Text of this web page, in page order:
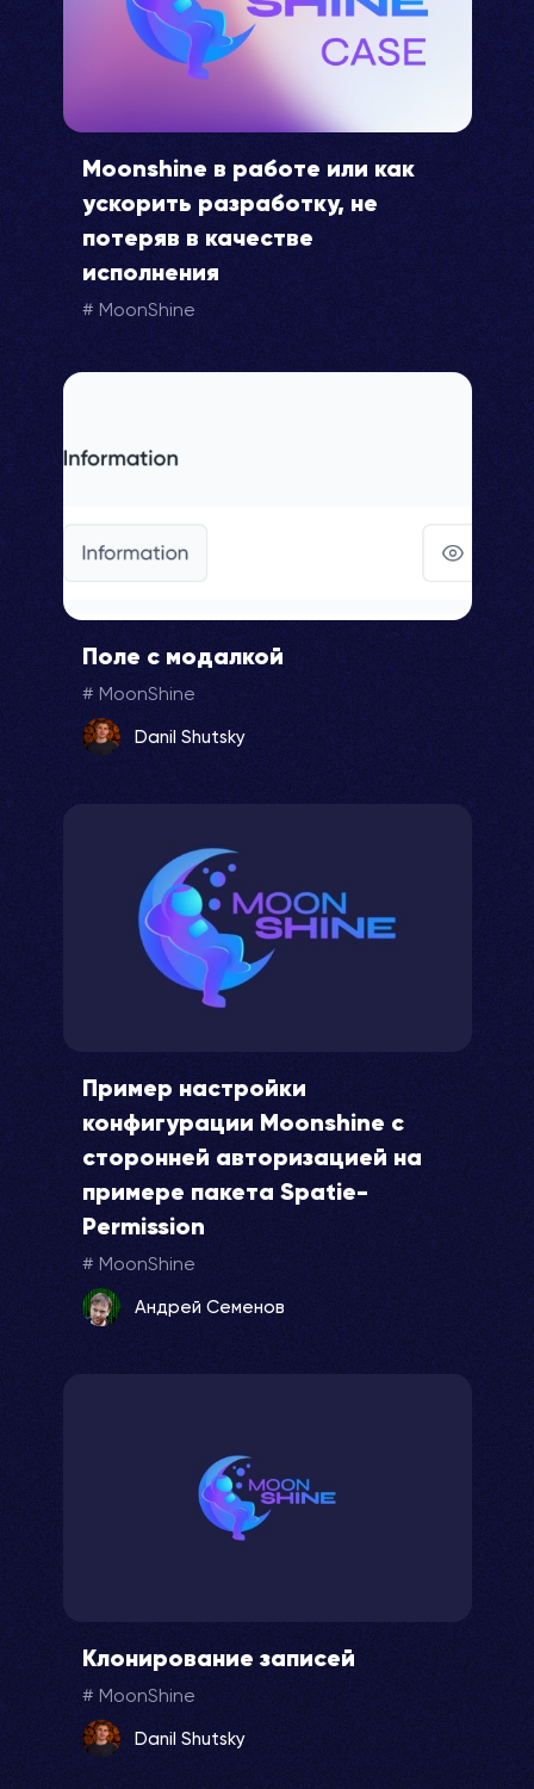
Moonshine в работе или как
ускорить разработку, не
потеряв в качестве
исполнения
MoonShine
Поле с модалкой
MoonShine
Danil Shutsky
Пример настройки
конфигурации Moonshine с
сторонней авторизацией на
примере пакета Spatie-
Permission
MoonShine
Андрей Семенов
Клонирование записей
MoonShine
Danil Shutsky